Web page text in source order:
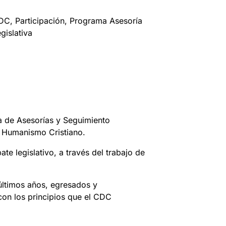
, Participación, Programa Asesoría
Asesorías y Seguimiento
Cristiano.
legislativo, a través del trabajo de
años, egresados y
los principios que el CDC